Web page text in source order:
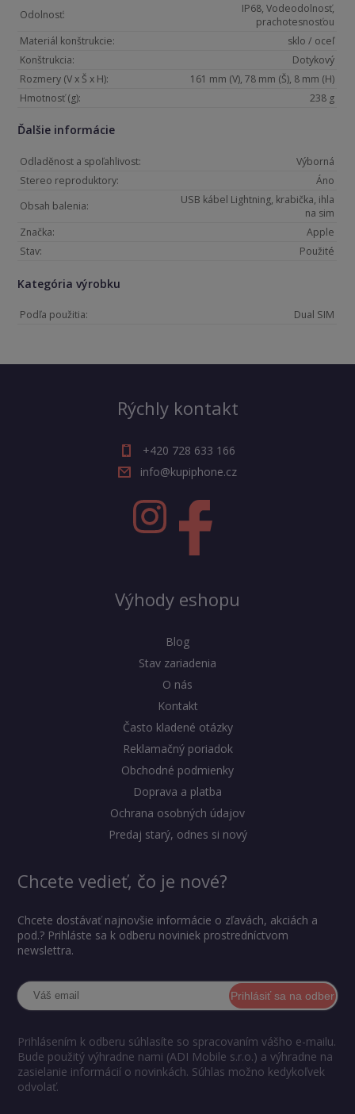
Odolnosť:
IP68, Vodeodolnosť,
prachotesnosťou
Materiál konštrukcie:
sklo / oceľ
Konštrukcia:
Dotykový
Rozmery (V x Š x H):
161 mm (V), 78 mm (Š), 8 mm (H)
Hmotnosť (g):
238 g
Ďalšie informácie
Odladěnost a spoľahlivost:
Výborná
Stereo reproduktory:
Áno
Obsah balenia:
USB kábel Lightning, krabička, ihla
na sim
Značka:
Apple
Stav:
Použité
Kategória výrobku
Podľa použitia: Dual SIM
Rýchly kontakt
+420 728 633 166
info@kupiphone.cz
Výhody eshopu
Blog
Stav zariadenia
O nás
Kontakt
Často kladené otázky
Reklamačný poriadok
Obchodné podmienky
Doprava a platba
Ochrana osobných údajov
Predaj starý, odnes si nový
Chcete vedieť, čo je nové?
Chcete dostávať najnovšie informácie o zľavách, akciách a
pod.? Prihláste sa k odberu noviniek prostredníctvom
newslettra.
Prihlásiť sa na odber
Prihlásením k odberu súhlasíte so spracovaním vášho e-mailu.
Bude použitý výhradne nami (ADI Mobile s.r.o.) a výhradne na
zasielanie informácií o novinkách. Súhlas možno kedykoľvek
odvolať.